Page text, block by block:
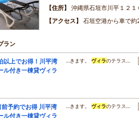
住所
沖縄県石垣市川平１２１
アクセス
石垣空港から車で約
ラン
以上でお得！川平湾
ル付き一棟貸ヴィラ
…きます。 ヴィラのテラス…
前予約でお得 川平湾
ル付き一棟貸ヴィラ
…きます。 ヴィラのテラス…